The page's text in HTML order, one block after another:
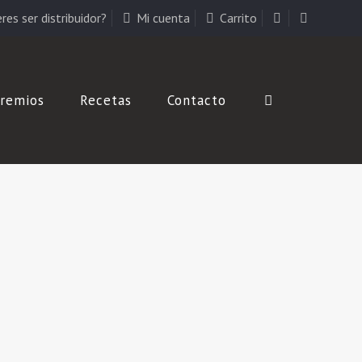
ser distribuidor? Mi cuenta Carrito
Recetas Contacto